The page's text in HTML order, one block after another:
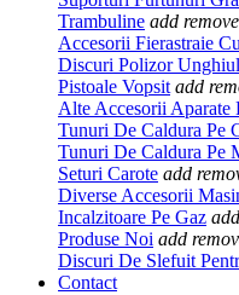
Trambuline add remove
Accesorii Fierastraie
Discuri Polizor
Pistoale Vopsit add
Alte Accesorii Aparate
Tunuri De Caldura Pe
Tunuri De Caldura Pe
Seturi Carote add
Diverse Accesorii
Incalzitoare Pe Gaz add
Produse Noi add
Discuri De Slefuit
Contact